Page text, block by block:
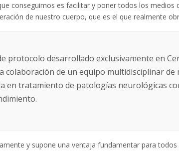
conseguimos es facilitar y poner todos los medios
de nuestro cuerpo, que es el que realmente
protocolo desarrollado exclusivamente en
colaboración de un equipo multidisciplinar de
en tratamiento de patologías neurológicas
y supone una ventaja fundamentar para